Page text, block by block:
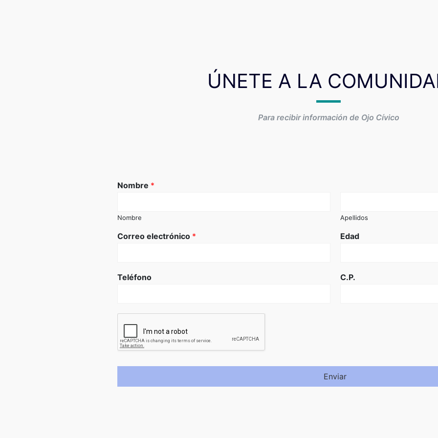
ÚNETE A LA
Para recibir información de Ojo Cívico
Nombre *
Nombre Apellidos
Correo electrónico * Edad
Teléfono C.P.
Enviar